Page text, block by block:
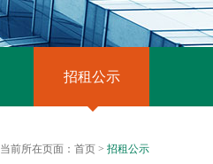
招租公示
当前所在页面： 首页 > 招租公示